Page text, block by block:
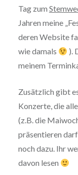
Tag zum
Jahren meine
deren Website
wie damals
).
meinem
Zusätzlich gibt
Konzerte, die
(z.B. die
präsentieren
noch dazu. Ihr
davon lesen